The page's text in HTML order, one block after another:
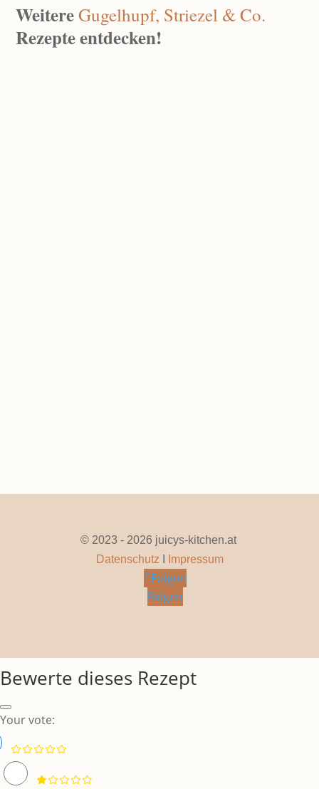
WeitereGugelhupf, Striezel & Co.
Rezepte entdecken!
© 2023 - 2026 juicys-kitchen.at
Datenschutz
Impressum
Folgen
Folgen
Bewerte dieses Rezept
Your vote: